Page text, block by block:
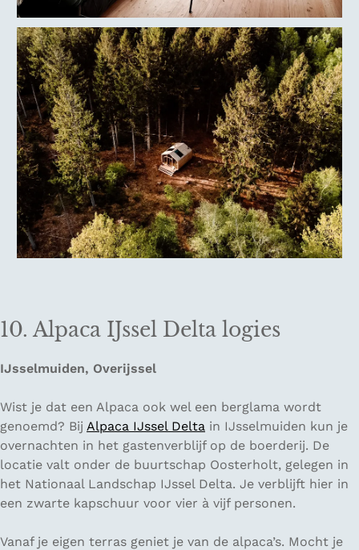
10. Alpaca IJssel Delta logies
IJsselmuiden, Overijssel
Wist je dat een Alpaca ook wel een berglama wordt
genoemd? Bij Alpaca IJssel Delta in IJsselmuiden kun je
overnachten in het gastenverblijf op de boerderij. De
locatie valt onder de buurtschap Oosterholt, gelegen in
het Nationaal Landschap IJssel Delta. Je verblijft hier in
een zwarte kapschuur voor vier à vijf personen.
Vanaf je eigen terras geniet je van de alpaca’s. Mocht je